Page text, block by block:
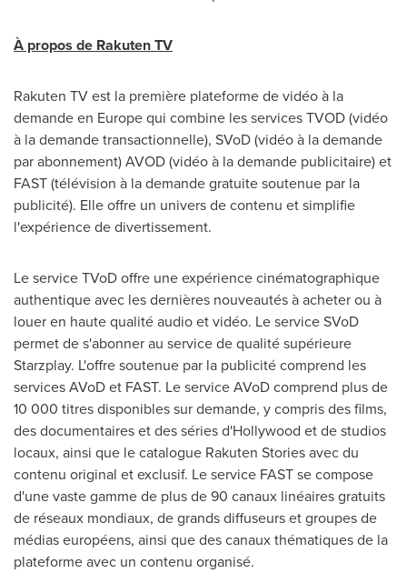
À propos de Rakuten TV
Rakuten TV est la première plateforme de vidéo à la
demande en Europequi combine les services TVOD (vidéo
à la demande transactionnelle), SVoD (vidéo à la demande
par abonnement) AVOD (vidéo à la demande publicitaire) et
FAST (télévision à la demande gratuite soutenue par la
publicité). Elle offre un univers de contenu et simplifie
l'expérience de divertissement.
Le service TVoD offre une expérience cinématographique
authentique avec les dernières nouveautés à acheter ou à
louer en haute qualité audio et vidéo. Le service SVoD
permet de s'abonner au service de qualité supérieure
Starzplay. L'offre soutenue par la publicité comprend les
services AVoD et FAST. Le service AVoD comprend plus de
10 000 titres disponibles sur demande, y compris des films,
des documentaires et des séries d'Hollywood et de studios
locaux, ainsi que le catalogue Rakuten Stories avec du
contenu original et exclusif. Le service FAST se compose
d'une vaste gamme de plus de 90 canaux linéaires gratuits
de réseaux mondiaux, de grands diffuseurs et groupes de
médias européens, ainsi que des canaux thématiques de la
plateforme avec un contenu organisé.